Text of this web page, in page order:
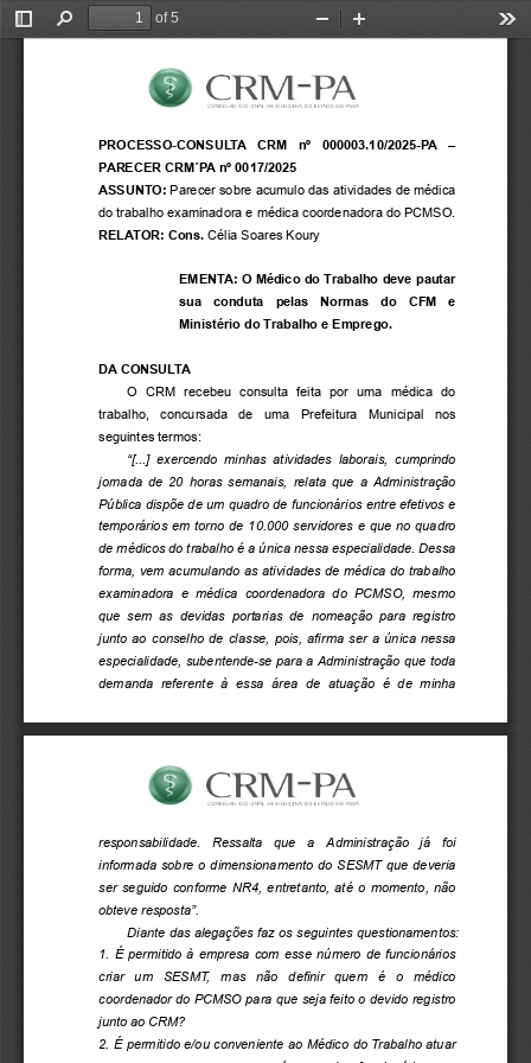
Toggle
Find
of 5
Zoom
PROCESSO-CONSULTA  CRM  nº  000003.10/2025-PA  –
PARECER CRM ́PA nº 0017/2025
ASSUNTO: Parecer sobre acumulo das atividades de médica
do trabalho examinadora e médica coordenadora do PCMSO.
RELATOR: Cons. Célia Soares Koury
EMENTA: O Médico do Trabalho deve pautar
sua  conduta  pelas  Normas  do  CFM  e
Ministério do Trabalho e Emprego.
DA CONSULTA
O  CRM  recebeu  consulta  feita  por  uma  médica  do
trabalho,  concursada  de  uma  Prefeitura  Municipal  nos
seguintes termos:
“[...]  exercendo  minhas  atividades  laborais,  cumprindo
jornada de 20 horas semanais, relata que a Administração
Pública dispõe de um quadro de funcionários entre efetivos e
temporários em torno de 10.000 servidores e que no quadro
de médicos do trabalho é a única nessa especialidade. Dessa
forma, vem acumulando as atividades de médica do trabalho
examinadora  e  médica  coordenadora  do  PCMSO,  mesmo
que  sem  as  devidas  portarias  de  nomeação  para  registro
junto ao conselho de classe, pois, afirma ser a única nessa
especialidade, subentende-se para a Administração que toda
demanda  referente  à  essa  área  de  atuação  é  de  minha
& CRM-PA
C O N S E L H O R E G I O N A L D b M E D I C I N A D O E S T A D O D O PARÁ
responsabilidade.  Ressalta  que  a  Administração  já  foi
informada sobre o dimensionamento do SESMT que deveria
ser seguido conforme NR4, entretanto, até o momento, não
obteve resposta”.
Diante das alegações faz os seguintes questionamentos:
1. É permitido à empresa com esse número de funcionários
criar  um  SESMT,  mas  não  definir  quem  é  o  médico
coordenador do PCMSO para que seja feito o devido registro
junto ao CRM?
2. É permitido e/ou conveniente ao Médico do Trabalho atuar
& CRM-PA
C O N S E L H O R E G I O N A L D b M E D I C I N A D O E S T A D O D O PARÁ